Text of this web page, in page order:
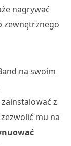
nagrywać
zewnętrznego
na swoim
z
mu na